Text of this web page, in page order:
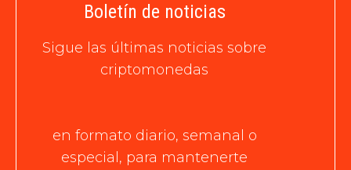
Boletín de noticias
Sigue las últimas noticias sobre
criptomonedas
en formato diario, semanal o
especial, para mantenerte